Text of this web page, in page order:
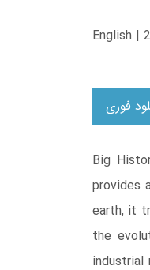
English |
فوری
Big
provides
earth, it
the
industrial